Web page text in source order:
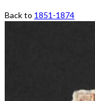
Back to 1851-1874